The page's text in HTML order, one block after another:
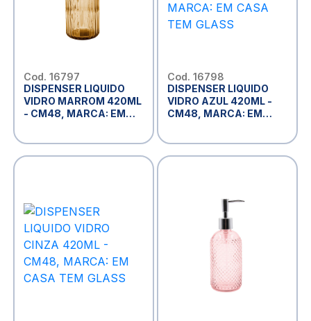
Cod. 16797
DISPENSER LIQUIDO
VIDRO MARROM 420ML
- CM48, MARCA: EM
Cod. 16798
DISPENSER LIQUIDO
VIDRO AZUL 420ML -
CM48, MARCA: EM